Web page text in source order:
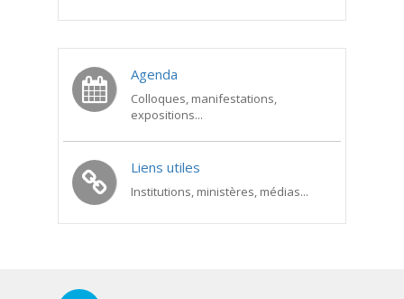
Agenda
Colloques, manifestations,
expositions...
Liens utiles
Institutions, ministères, médias...